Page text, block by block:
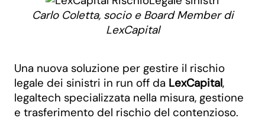
Carlo Coletta, socio e Board Member di
LexCapital
Una nuova soluzione per gestire il rischio
legale dei sinistri in run off da LexCapital,
legaltech specializzata nella misura, gestione
e trasferimento del rischio del contenzioso.